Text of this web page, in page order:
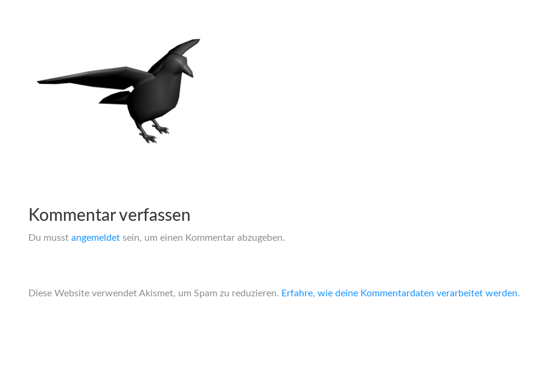
Kommentar verfassen
Du musst angemeldetsein, um einen Kommentar abzugeben.
Diese Website verwendet Akismet, um Spam zu reduzieren. Erfahre, wie deine Kommentardaten verarbeitet werden.